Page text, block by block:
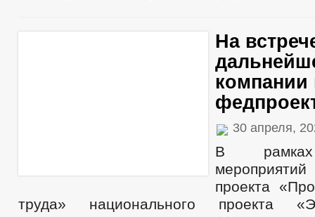
На
компании
30 апреля,
В рамках
проекта
труда» национального проекта